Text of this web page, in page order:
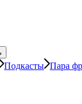
Подкасты Пара